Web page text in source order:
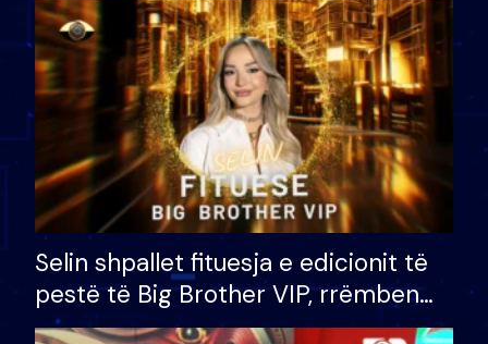
Selin shpallet fituesja e edicionit të
pestë të Big Brother VIP, rrëmben
çmimin e madh prej 100 mijë eurosh